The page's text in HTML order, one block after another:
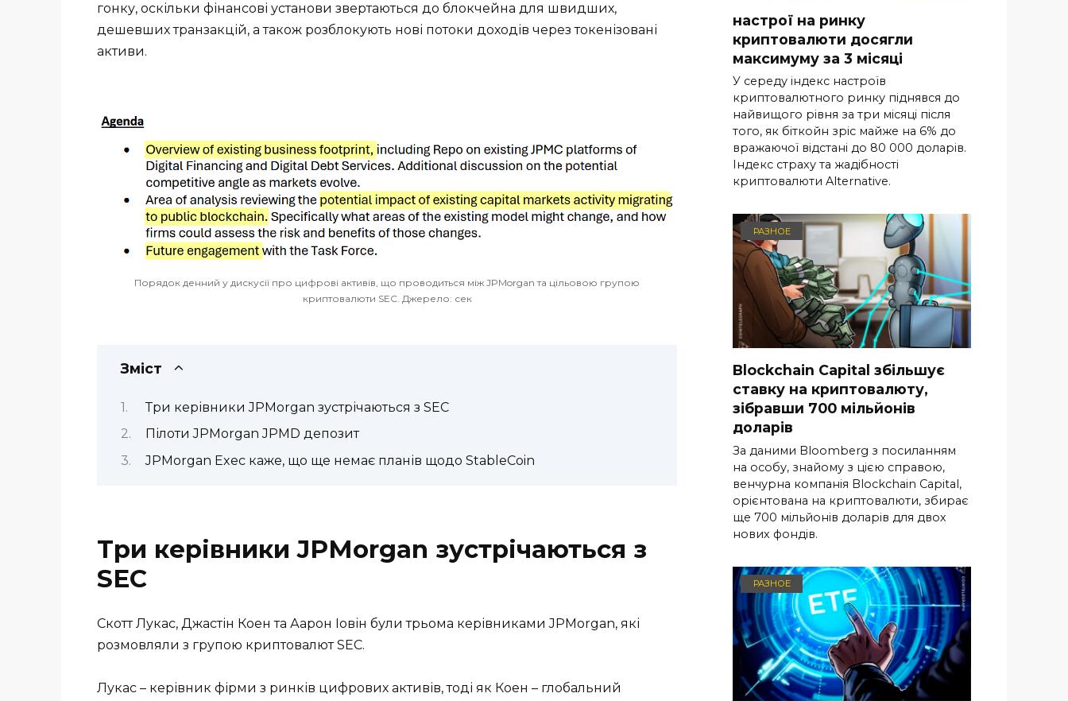
гонку, оскільки фінансові установи звертаються до блокчейна для швидших,
дешевших транзакцій, а також розблокують нові потоки доходів через токенізовані
активи.
Порядок денний у дискусії про цифрові активів, що проводиться між JPMorgan та цільовою групою
криптовалюти SEC. Джерело: сек
Зміст
Три керівники JPMorgan зустрічаються з SEC
Пілоти JPMorgan JPMD депозит
JPMorgan Exec каже, що ще немає планів щодо StableCoin
Три керівники JPMorgan зустрічаються з
SEC
Скотт Лукас, Джастін Коен та Аарон Іовін були трьома керівниками JPMorgan, які
розмовляли з групою криптовалют SEC.
Лукас – керівник фірми з ринків цифрових активів, тоді як Коен – глобальний
настрої на ринку
криптовалюти досягли
максимуму за 3 місяці
У середу індекс настроїв
криптовалютного ринку піднявся до
найвищого рівня за три місяці після
того, як біткойн зріс майже на 6% до
вражаючої відстані до 80 000 доларів.
Індекс страху та жадібності
криптовалюти Alternative.
РАЗНОЕ
Blockchain Capital збільшує
ставку на криптовалюту,
зібравши 700 мільйонів
доларів
За даними Bloomberg з посиланням
на особу, знайому з цією справою,
венчурна компанія Blockchain Capital,
орієнтована на криптовалюти, збирає
ще 700 мільйонів доларів для двох
нових фондів.
РАЗНОЕ